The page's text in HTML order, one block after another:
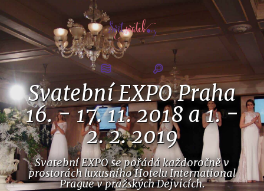
Svatební EXPO Praha
16. - 17. 11. 2018 a 1. -
2. 2. 2019
Svatební EXPO se pořádá každoročně v
prostorách luxusního Hotelu International
Prague v pražských Dejvicích.